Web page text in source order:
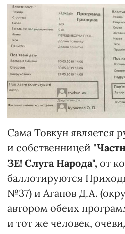
Сама Товкун является
и собственницей "
ЗЕ! Слуга Народа", от
баллотируются
№37) и Агапов Д.А.
автором обеих
и тот же человек,